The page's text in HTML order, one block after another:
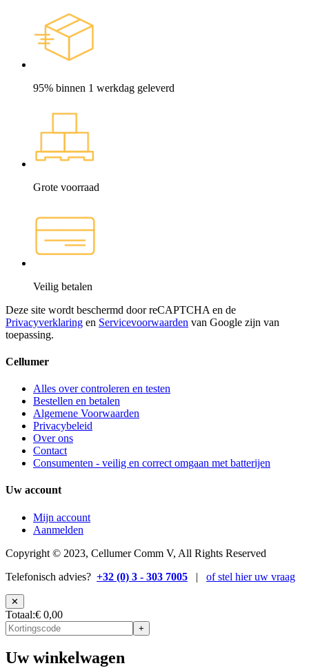
95% binnen 1 werkdag geleverd
Grote voorraad
Veilig betalen
Deze site wordt beschermd door reCAPTCHA en de
Privacyverklaring en Servicevoorwaarden van Google zijn van
toepassing.
Cellumer
Alles over controleren en testen
Bestellen en betalen
Algemene Voorwaarden
Privacybeleid
Over ons
Contact
Consumenten - veilig en correct omgaan met batterijen
Uw account
Mijn account
Aanmelden
Copyright © 2023, Cellumer Comm V, All Rights Reserved
Telefonisch advies? +32 (0) 3 - 303 7005 | of stel hier uw vraag
✕
Totaal:€ 0,00
+
Uw winkelwagen